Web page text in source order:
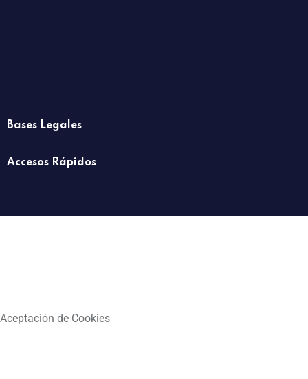
Bases Legales
Accesos Rápidos
Aceptación de Cookies